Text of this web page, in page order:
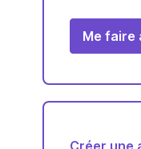
Me faire
Créer une